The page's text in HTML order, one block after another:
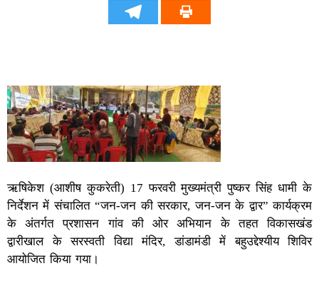
ऋषिकेश (आशीष कुकरेती) 17 फरवरी मुख्यमंत्री पुष्कर सिंह धामी के
निर्देशन में संचालित “जन-जन की सरकार, जन-जन के द्वार” कार्यक्रम
के अंतर्गत प्रशासन गांव की ओर अभियान के तहत विकासखंड
द्वारीखाल के सरस्वती विद्या मंदिर, डांडामंडी में बहुउद्देश्यीय शिविर
आयोजित किया गया।